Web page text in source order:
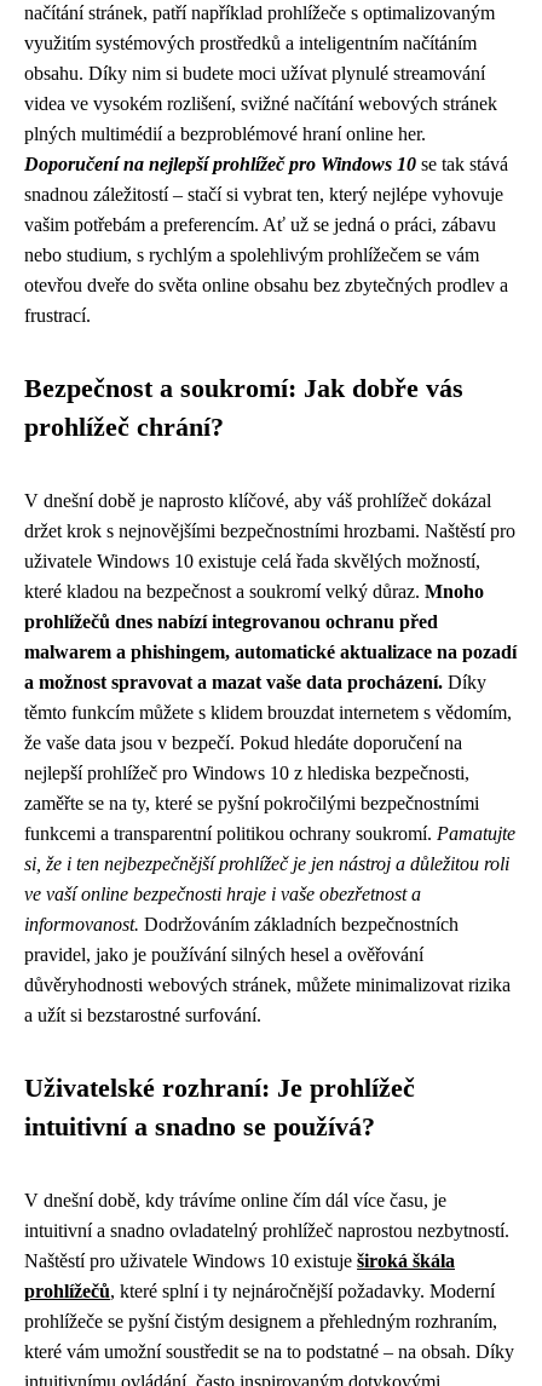
načítání stránek, patří například prohlížeče s optimalizovaným
využitím systémových prostředků a inteligentním načítáním
obsahu. Díky nim si budete moci užívat plynulé streamování
videa ve vysokém rozlišení, svižné načítání webových stránek
plných multimédií a bezproblémové hraní online her.
Doporučení na nejlepší prohlížeč pro Windows 10 se tak stává
snadnou záležitostí – stačí si vybrat ten, který nejlépe vyhovuje
vašim potřebám a preferencím. Ať už se jedná o práci, zábavu
nebo studium, s rychlým a spolehlivým prohlížečem se vám
otevřou dveře do světa online obsahu bez zbytečných prodlev a
frustrací.
Bezpečnost a soukromí: Jak dobře vás
prohlížeč chrání?
V dnešní době je naprosto klíčové, aby váš prohlížeč dokázal
držet krok s nejnovějšími bezpečnostními hrozbami. Naštěstí pro
uživatele Windows 10 existuje celá řada skvělých možností,
které kladou na bezpečnost a soukromí velký důraz. Mnoho
prohlížečů dnes nabízí integrovanou ochranu před
malwarem a phishingem, automatické aktualizace na pozadí
a možnost spravovat a mazat vaše data procházení. Díky
těmto funkcím můžete s klidem brouzdat internetem s vědomím,
že vaše data jsou v bezpečí. Pokud hledáte doporučení na
nejlepší prohlížeč pro Windows 10 z hlediska bezpečnosti,
zaměřte se na ty, které se pyšní pokročilými bezpečnostními
funkcemi a transparentní politikou ochrany soukromí. Pamatujte
si, že i ten nejbezpečnější prohlížeč je jen nástroj a důležitou roli
ve vaší online bezpečnosti hraje i vaše obezřetnost a
informovanost. Dodržováním základních bezpečnostních
pravidel, jako je používání silných hesel a ověřování
důvěryhodnosti webových stránek, můžete minimalizovat rizika
a užít si bezstarostné surfování.
Uživatelské rozhraní: Je prohlížeč
intuitivní a snadno se používá?
V dnešní době, kdy trávíme online čím dál více času, je
intuitivní a snadno ovladatelný prohlížeč naprostou nezbytností.
Naštěstí pro uživatele Windows 10 existuje široká škála
prohlížečů, které splní i ty nejnáročnější požadavky. Moderní
prohlížeče se pyšní čistým designem a přehledným rozhraním,
které vám umožní soustředit se na to podstatné – na obsah. Díky
intuitivnímu ovládání, často inspirovaným dotykovými